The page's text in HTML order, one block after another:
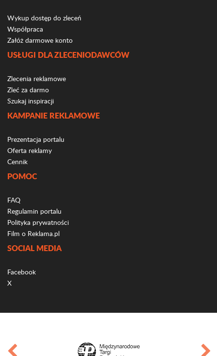
Wykup dostęp do zleceń
Współpraca
Załóż darmowe konto
USŁUGI DLA ZLECENIODAWCÓW
Zlecenia reklamowe
Zleć za darmo
Szukaj inspiracji
KAMPANIE REKLAMOWE
Prezentacja portalu
Oferta reklamy
Cennik
POMOC
FAQ
Regulamin portalu
Polityka prywatności
Film o Reklama.pl
SOCIAL MEDIA
Facebook
X